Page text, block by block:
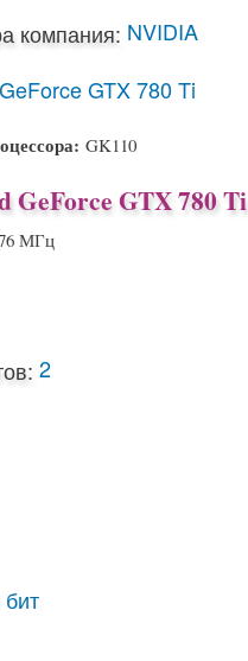
компания: NVIDIA
GeForce GTX 780 Ti
GK110
GeForce GTX 780 Ti
МГц
2